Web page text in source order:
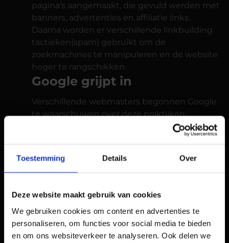
Toestemming Details Over
Deze website maakt gebruik van cookies
We gebruiken cookies om content en advertenties te
personaliseren, om functies voor social media te bieden
en om ons websiteverkeer te analyseren. Ook delen we
pagina’s aangemaakt, die gevuld werden met
banners, advertenties en affiliatie links.
Daarna worden er verschillende linkbuilding
tactieken(spam) gebruikt om de
zoekmachines te manipuleren en de website
hoger te rangschikken.
Google grijpt in
Verschillende webmasters begonnen Google
te waarschuwen over deze praktijken.
lijden. Google kondigde dan ook aan in 2012
om het aantal exact overeenkomende
in de zoekresultaten. Echter konden de
meeste website eigenaren de zoekresultaten
lang genoeg manipuleren om toch
rendement te krijgen voordat zij bestraft